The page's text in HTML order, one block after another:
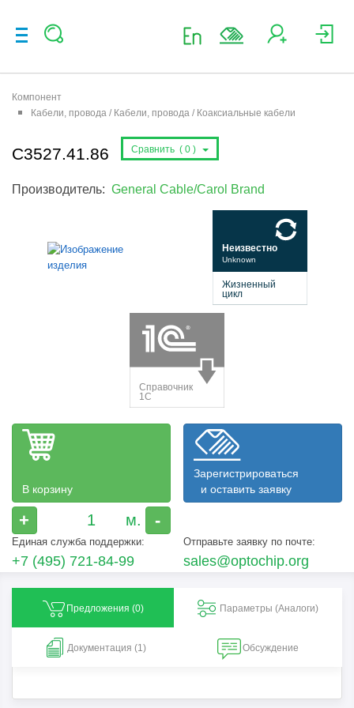
Компонент
Кабели, провода / Кабели, провода / Коаксиальные кабели
C3527.41.86 Сравнить ( 0 )
Производитель: General Cable/Carol Brand
В корзину
+ -
Зарегистрироваться
и оставить заявку
Единая служба поддержки:
+7 (495) 721-84-99
Отправьте заявку по почте:
sales@optochip.org
Предложения (0) Параметры (Aналоги)
Документация (1) Обсуждение